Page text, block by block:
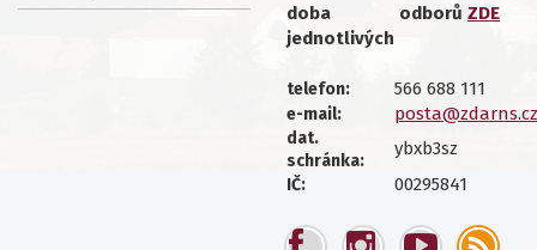
doba
jednotlivých
odborů ZDE
telefon: 566 688 111
e-mail: posta@zdarns.cz
dat.
schránka:
ybxb3sz
IČ: 00295841